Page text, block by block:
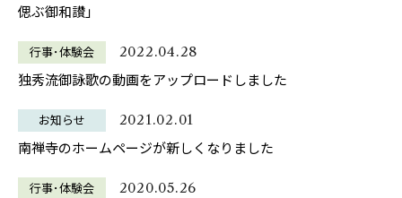
偲ぶ御和讃」
行事･体験会 2022.04.28
独秀流御詠歌の動画をアップロードしました
お知らせ 2021.02.01
南禅寺のホームページが新しくなりました
行事･体験会 2020.05.26